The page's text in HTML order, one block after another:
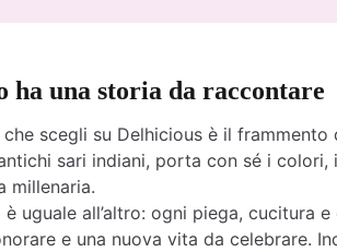
ha una storia da raccontare
scegli su Delhicious è il frammento
sari indiani, porta con sé i colori,
millenaria.
è uguale all’altro: ogni piega, cucitura
e una nuova vita da celebrare.